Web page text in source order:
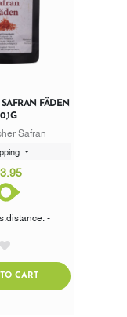
FÄDEN
0,1G
Safran
-
CARTADDTOCART